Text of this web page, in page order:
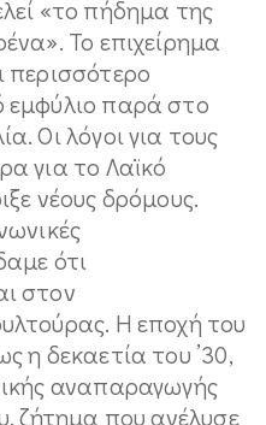
«το πήδημα της
Το επιχείρημα
περισσότερο
εμφύλιο παρά στο
Οι λόγοι για τους
για το Λαϊκό
νέους δρόμους.
ότι
στον
Η εποχή του
η δεκαετία του ’30,
αναπαραγωγής
ζήτημα που ανέλυσε